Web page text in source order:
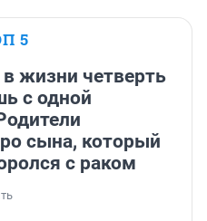
5
жизни четверть
с одной
сына, который
с раком